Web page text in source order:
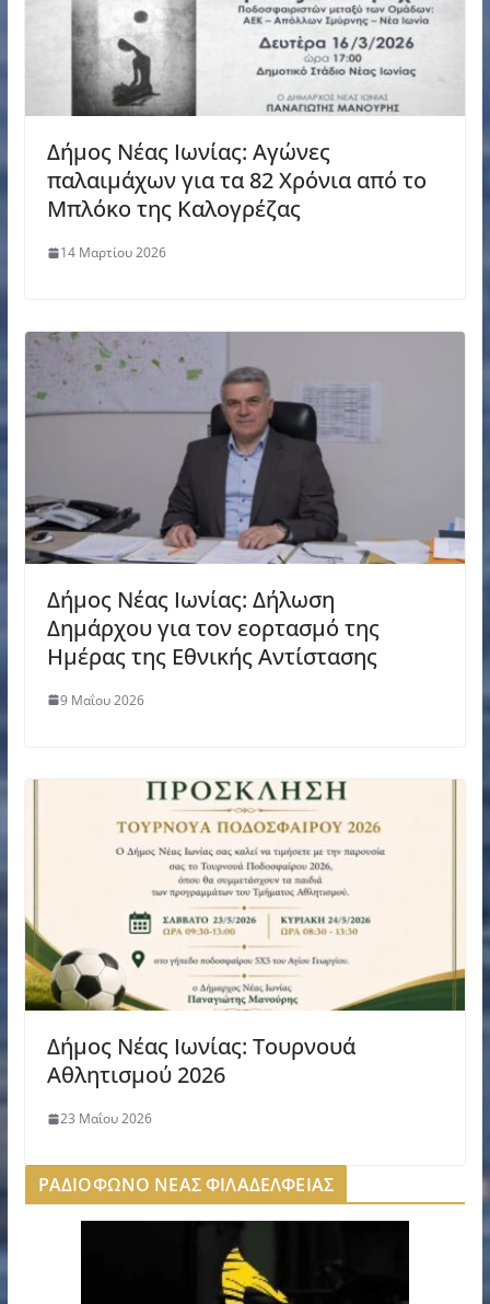
Δήμος Νέας Ιωνίας: Αγώνες
παλαιμάχων για τα 82 Χρόνια από το
Μπλόκο της Καλογρέζας
14 Μαρτίου 2026
Δήμος Νέας Ιωνίας: Δήλωση
Δημάρχου για τον εορτασμό της
Ημέρας της Εθνικής Αντίστασης
9 Μαΐου 2026
Δήμος Νέας Ιωνίας: Τουρνουά
Αθλητισμού 2026
23 Μαΐου 2026
ΡΑΔΙΟΦΩΝΟ ΝΕΑΣ ΦΙΛΑΔΕΛΦΕΙΑΣ